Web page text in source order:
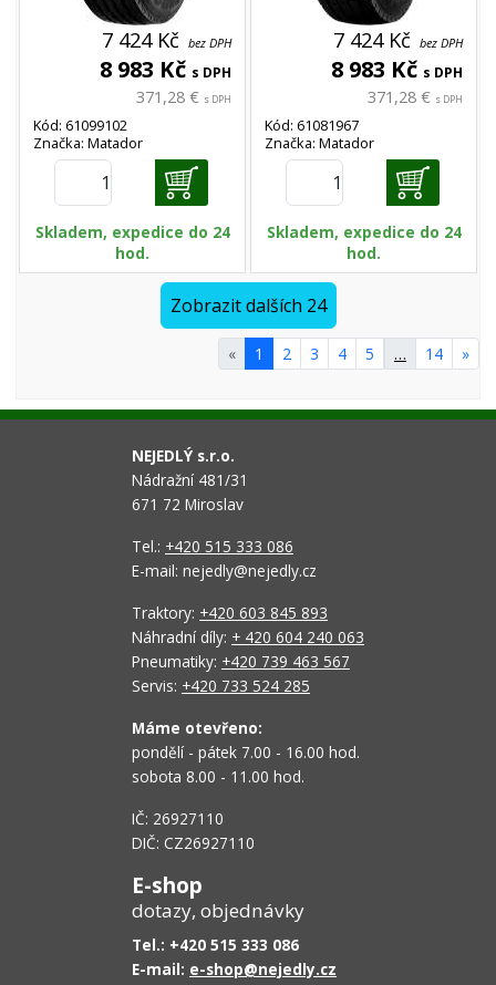
7 424 Kč bez DPH
8 983 Kč s DPH
371,28 € s DPH
Kód: 61099102
Značka: Matador
Skladem, expedice do 24
hod.
7 424 Kč bez DPH
8 983 Kč s DPH
371,28 € s DPH
Kód: 61081967
Značka: Matador
Skladem, expedice do 24
hod.
Zobrazit dalších 24
« 1 2 3 4 5 … 14 »
NEJEDLÝ s.r.o.
Nádražní 481/31
671 72 Miroslav
Tel.: +420 515 333 086
E-mail: nejedly@nejedly.cz
Traktory: +420 603 845 893
Náhradní díly: + 420 604 240 063
Pneumatiky: +420 739 463 567
Servis: +420 733 524 285
Máme otevřeno:
pondělí - pátek 7.00 - 16.00 hod.
sobota 8.00 - 11.00 hod.
IČ: 26927110
DIČ: CZ26927110
E-shop
dotazy, objednávky
Tel.: +420 515 333 086
E-mail: e-shop@nejedly.cz